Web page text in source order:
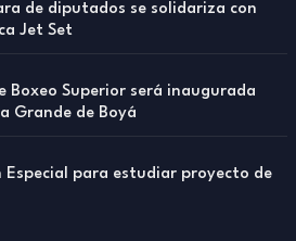
de diputados se solidariza con
Jet Set
Boxeo Superior será inaugurada
Grande de Boyá
Especial para estudiar proyecto de